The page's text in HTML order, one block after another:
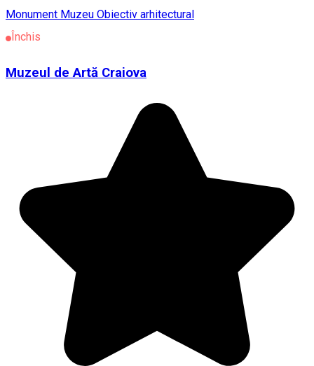
Monument Muzeu Obiectiv arhitectural
Închis
Muzeul de Artă Craiova